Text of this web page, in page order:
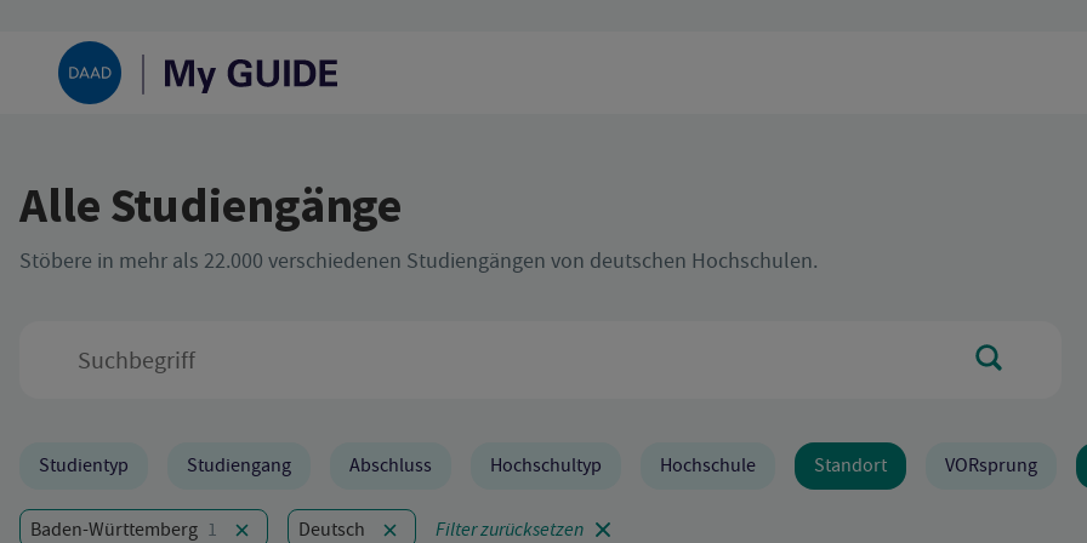
Alle Studiengänge
Stöbere in mehr als 22.000 verschiedenen Studiengängen von deutschen Hochschulen.
Filter
Studientyp Studiengang Abschluss Hochschultyp Hochschule Standort VORsprung
Aktive Filter:
Baden-Württemberg 1 Deutsch Filter zurücksetzen